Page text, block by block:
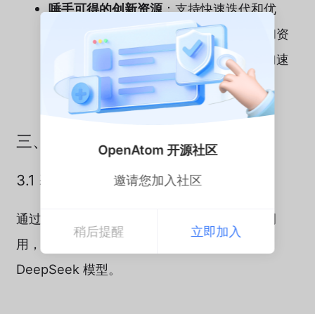
OpenAtom 开源社区
邀请您加入社区
稍后提醒 立即加入
唾手可得的创新资源：支持快速迭代和优
化，开发者可以利用云平台提供的工具和资
源，快速进行模型训练、调优和更新，加速
创新。
三、方案部署
3.1 基于百炼 API 调用满血版
通过百炼模型服务进行 DeepSeek 开源模型调
用，可以根据实际需求选择其他参数规模的
DeepSeek 模型。